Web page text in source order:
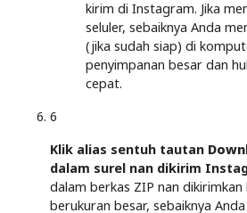
kirim di Instagram. Jika
seluler, sebaiknya Anda
(jika sudah siap) di
penyimpanan besar dan
cepat.
6
Klik alias sentuh tautan
dalam surel nan dikirim
dalam berkas ZIP nan dikirimkan
berukuran besar, sebaiknya